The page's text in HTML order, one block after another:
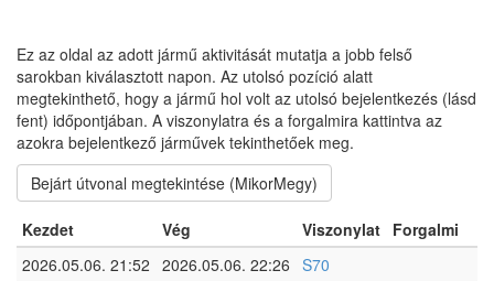
Ez az oldal az adott jármű aktivitását mutatja a jobb felső
sarokban kiválasztott napon. Az utolsó pozíció alatt
megtekinthető, hogy a jármű hol volt az utolsó bejelentkezés (lásd
fent) időpontjában. A viszonylatra és a forgalmira kattintva az
azokra bejelentkező járművek tekinthetőek meg.
Bejárt útvonal megtekintése (MikorMegy)
Kezdet Vég Viszonylat Forgalmi
2026.05.06. 21:52 2026.05.06. 22:26 S70